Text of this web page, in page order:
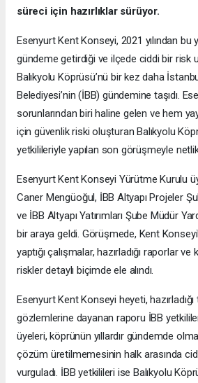
süreci için hazırlıklar sürüyor.
Esenyurt Kent Konseyi, 2021 yılından bu
gündeme getirdiği ve ilçede ciddi bir risk
Balıkyolu Köprüsü’nü bir kez daha
Belediyesi’nin (İBB) gündemine taşıdı.
sorunlarından biri haline gelen ve hem
için güvenlik riski oluşturan Balıkyolu
yetkilileriyle yapılan son görüşmeyle
Esenyurt Kent Konseyi Yürütme Kurulu
Caner Mengüoğul, İBB Altyapı Projeler
ve İBB Altyapı Yatırımları Şube Müdür
bir araya geldi. Görüşmede, Kent
yaptığı çalışmalar, hazırladığı raporlar
riskler detaylı biçimde ele alındı.
Esenyurt Kent Konseyi heyeti,
gözlemlerine dayanan raporu İBB
üyeleri, köprünün yıllardır gündemde
çözüm üretilmemesinin halk arasında
vurguladı. İBB yetkilileri ise Balıkyolu